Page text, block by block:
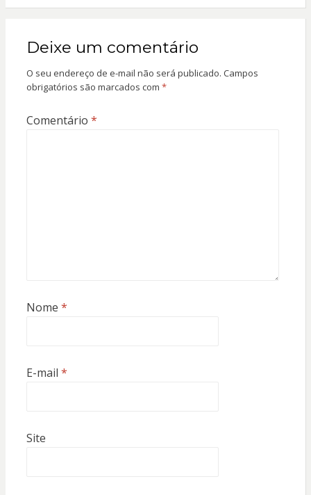
Deixe um comentário
O seu endereço de e-mail não será publicado. Campos
obrigatórios são marcados com *
Comentário *
Nome *
E-mail *
Site